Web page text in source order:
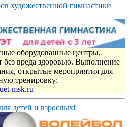
художественной гимнастики
оборудованные центры,
без вреда здоровью. Выполнение
открытые мероприятия для
тренировку:
msk.ru
детей и взрослых!